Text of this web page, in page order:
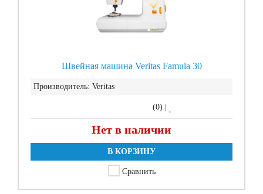
Швейная машина Veritas Famula 30
Производитель: Veritas
(0)
Нет в наличии
В КОРЗИНУ
Сравнить